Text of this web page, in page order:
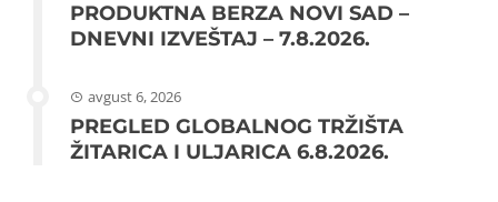
PRODUKTNA BERZA NOVI SAD –
DNEVNI IZVEŠTAJ – 7.8.2026.
avgust 6, 2026
PREGLED GLOBALNOG TRŽIŠTA
ŽITARICA I ULJARICA 6.8.2026.